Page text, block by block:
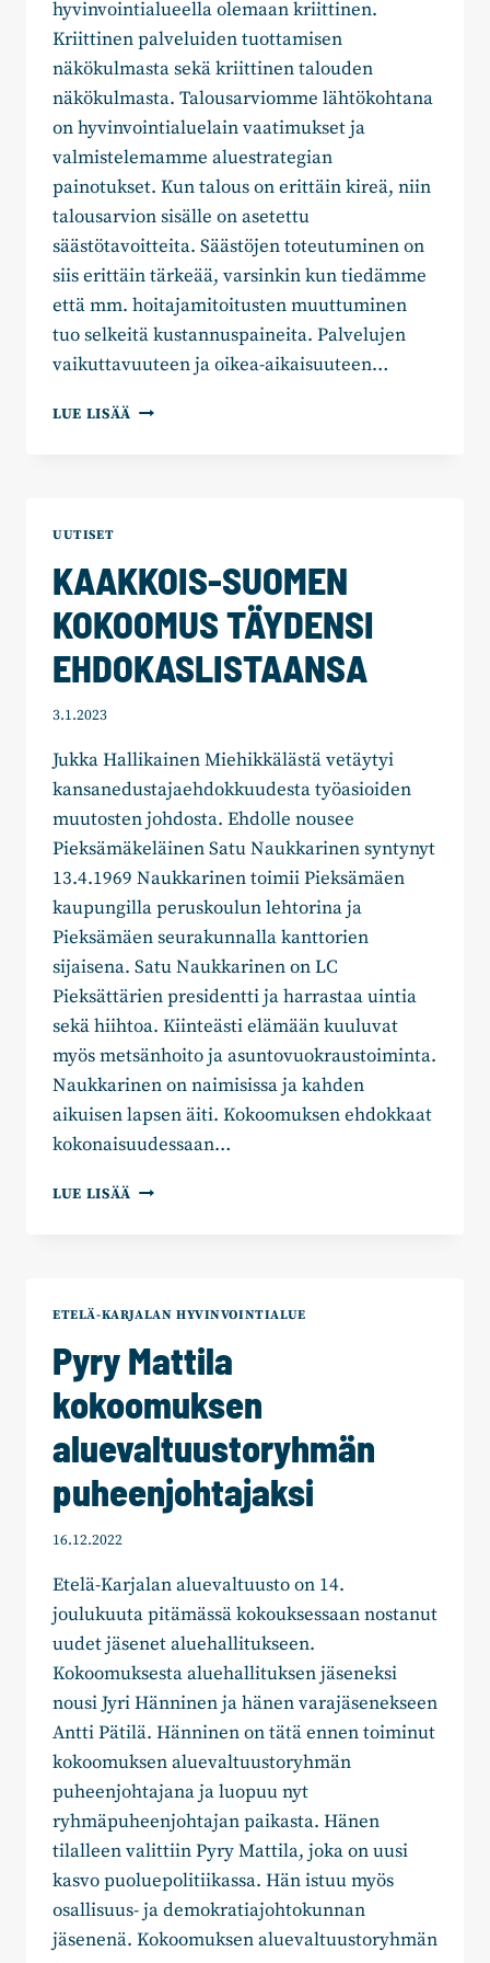
hyvinvointialueella olemaan kriittinen.
Kriittinen palveluiden tuottamisen
näkökulmasta sekä kriittinen talouden
näkökulmasta. Talousarviomme lähtökohtana
on hyvinvointialuelain vaatimukset ja
valmistelemamme aluestrategian
painotukset. Kun talous on erittäin kireä, niin
talousarvion sisälle on asetettu
säästötavoitteita. Säästöjen toteutuminen on
siis erittäin tärkeää, varsinkin kun tiedämme
että mm. hoitajamitoitusten muuttuminen
tuo selkeitä kustannuspaineita. Palvelujen
vaikuttavuuteen ja oikea-aikaisuuteen…
LUE LISÄÄ KYMENLAAKSON
UUTISET
KAAKKOIS-SUOMEN
KOKOOMUS TÄYDENSI
EHDOKASLISTAANSA
3.1.2023
Jukka Hallikainen Miehikkälästä vetäytyi
kansanedustajaehdokkuudesta työasioiden
muutosten johdosta. Ehdolle nousee
Pieksämäkeläinen Satu Naukkarinen syntynyt
13.4.1969 Naukkarinen toimii Pieksämäen
kaupungilla peruskoulun lehtorina ja
Pieksämäen seurakunnalla kanttorien
sijaisena. Satu Naukkarinen on LC
Pieksättärien presidentti ja harrastaa uintia
sekä hiihtoa. Kiinteästi elämään kuuluvat
myös metsänhoito ja asuntovuokraustoiminta.
Naukkarinen on naimisissa ja kahden
aikuisen lapsen äiti. Kokoomuksen ehdokkaat
kokonaisuudessaan…
LUE LISÄÄ KAAKKOIS-
ETELÄ-KARJALAN HYVINVOINTIALUE
Pyry Mattila
kokoomuksen
aluevaltuustoryhmän
puheenjohtajaksi
16.12.2022
Etelä-Karjalan aluevaltuusto on 14.
joulukuuta pitämässä kokouksessaan nostanut
uudet jäsenet aluehallitukseen.
Kokoomuksesta aluehallituksen jäseneksi
nousi Jyri Hänninen ja hänen varajäsenekseen
Antti Pätilä. Hänninen on tätä ennen toiminut
kokoomuksen aluevaltuustoryhmän
puheenjohtajana ja luopuu nyt
ryhmäpuheenjohtajan paikasta. Hänen
tilalleen valittiin Pyry Mattila, joka on uusi
kasvo puoluepolitiikassa. Hän istuu myös
osallisuus- ja demokratiajohtokunnan
jäsenenä. Kokoomuksen aluevaltuustoryhmän